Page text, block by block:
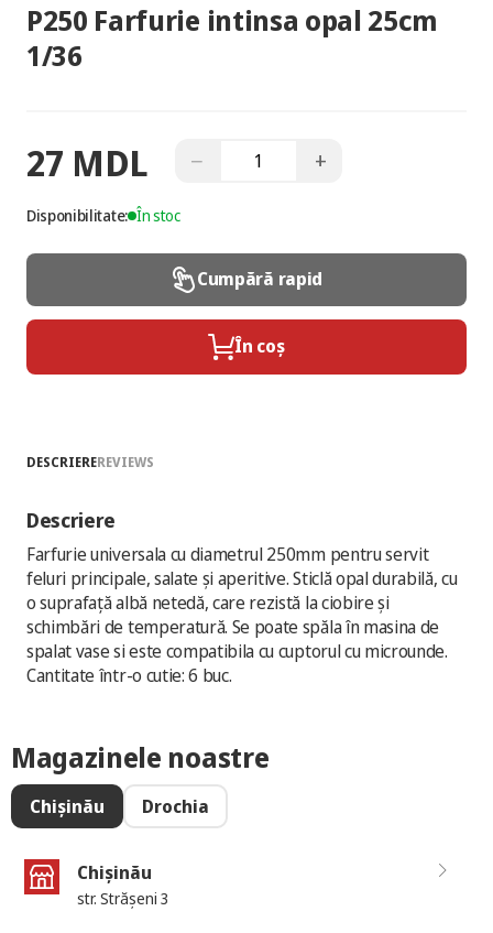
P250 Farfurie intinsa opal 25cm
1/36
27 MDL − +
Disponibilitate: În stoc
Cumpără rapid
În coș
DESCRIEREREVIEWS
Descriere
Farfurie universala cu diametrul 250mm pentru servit
feluri principale, salate și aperitive. Sticlă opal durabilă, cu
o suprafață albă netedă, care rezistă la ciobire și
schimbări de temperatură. Se poate spăla în masina de
spalat vase si este compatibila cu cuptorul cu microunde.
Cantitate într-o cutie: 6 buc.
Magazinele noastre
Chișinău Drochia
Chișinău
str. Strășeni 3